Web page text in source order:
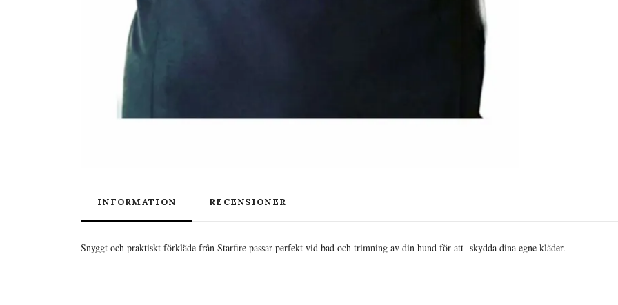
INFORMATION RECENSIONER
Snyggt och praktiskt förkläde från Starfire passar perfekt vid bad och trimning av din hund för att skydda dina egne kläder.